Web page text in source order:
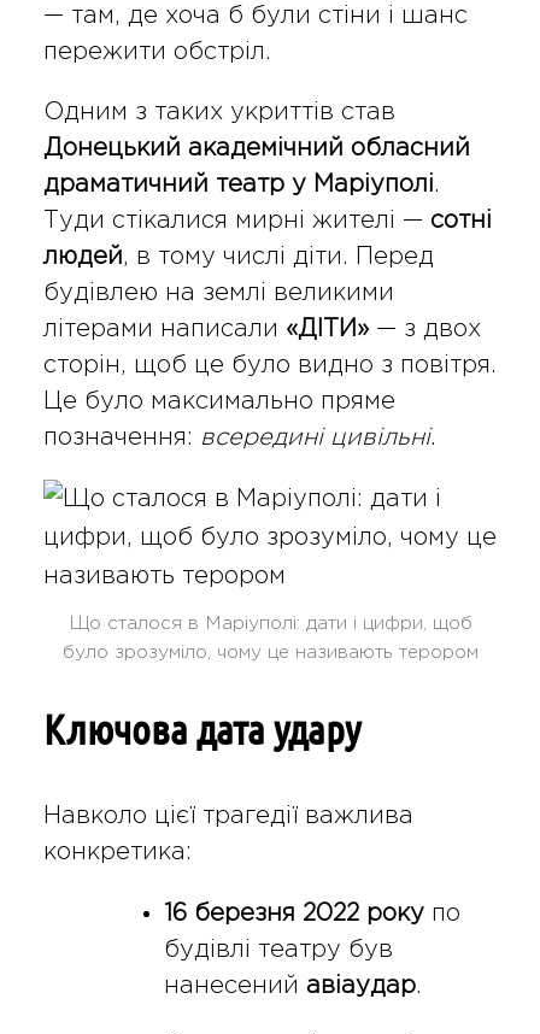
— там, де хоча б були стіни і шанс
пережити обстріл.
Одним з таких укриттів став
Донецький академічний обласний
драматичний театр у Маріуполі.
Туди стікалися мирні жителі — сотні
людей, в тому числі діти. Перед
будівлею на землі великими
літерами написали «ДІТИ»— з двох
сторін, щоб це було видно з повітря.
Це було максимально пряме
позначення: всередині цивільні.
Що сталося в Маріуполі: дати і цифри, щоб
було зрозуміло, чому це називають терором
Ключова дата удару
Навколо цієї трагедії важлива
конкретика:
16 березня 2022 рокупо
будівлі театру був
нанесений авіаудар.